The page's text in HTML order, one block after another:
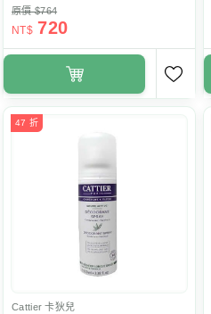
原價 $764
NT$ 720
47 折
Cattier 卡狄兒